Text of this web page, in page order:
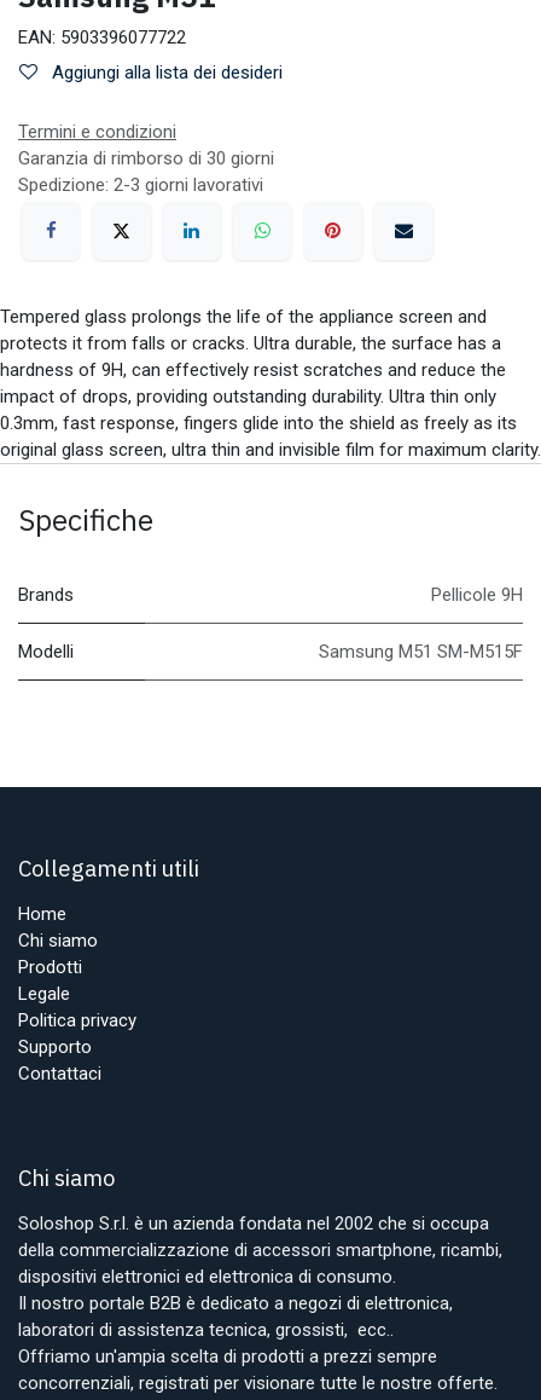
EAN: 5903396077722
Aggiungi alla lista dei desideri
Termini e condizioni
Garanzia di rimborso di 30 giorni
Spedizione: 2-3 giorni lavorativi
Tempered glass prolongs the life of the appliance screen and
protects it from falls or cracks. Ultra durable, the surface has a
hardness of 9H, can effectively resist scratches and reduce the
impact of drops, providing outstanding durability. Ultra thin only
0.3mm, fast response, fingers glide into the shield as freely as its
original glass screen, ultra thin and invisible film for maximum clarity.
Specifiche
Brands Pellicole 9H
Modelli Samsung M51 SM-M515F
Collegamenti utili
Home
Chi siamo
Prodotti
Legale
Politica privacy
Supporto
Contattaci
Chi siamo
Soloshop S.r.l. è un azienda fondata nel 2002 che si occupa
della commercializzazione di accessori smartphone, ricambi,
dispositivi elettronici ed elettronica di consumo.
Il nostro portale B2B è dedicato a negozi di elettronica,
laboratori di assistenza tecnica, grossisti, ecc..
Offriamo un'ampia scelta di prodotti a prezzi sempre
concorrenziali, registrati per visionare tutte le nostre offerte.